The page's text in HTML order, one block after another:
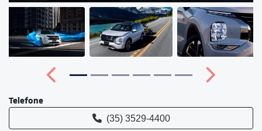
Anterior Próximo
Telefone
(35) 3529-4400